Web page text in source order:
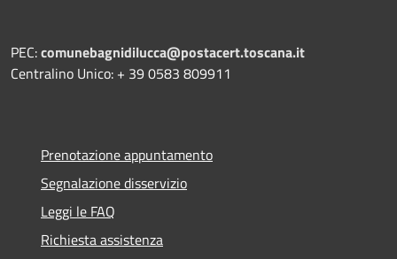
PEC:comunebagnidilucca@postacert.toscana.it
Centralino Unico: + 39 0583 809911
Prenotazione appuntamento
Segnalazione disservizio
Leggi le FAQ
Richiesta assistenza